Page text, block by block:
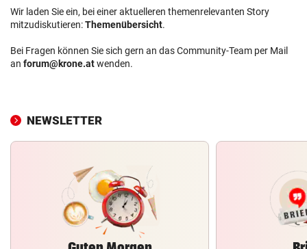
Wir laden Sie ein, bei einer aktuelleren themenrelevanten Story
mitzudiskutieren:Themenübersicht.
Bei Fragen können Sie sich gern an das Community-Team per Mail
an forum@krone.atwenden.
NEWSLETTER